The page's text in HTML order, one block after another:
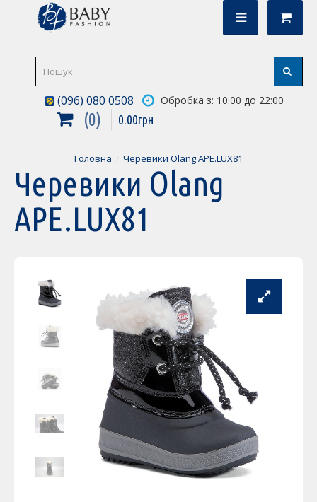
(096) 080 0508 Обробка з: 10:00 до 22:00
0 0.00грн
Головна Черевики Olang APE.LUX81
Черевики Olang
APE.LUX81